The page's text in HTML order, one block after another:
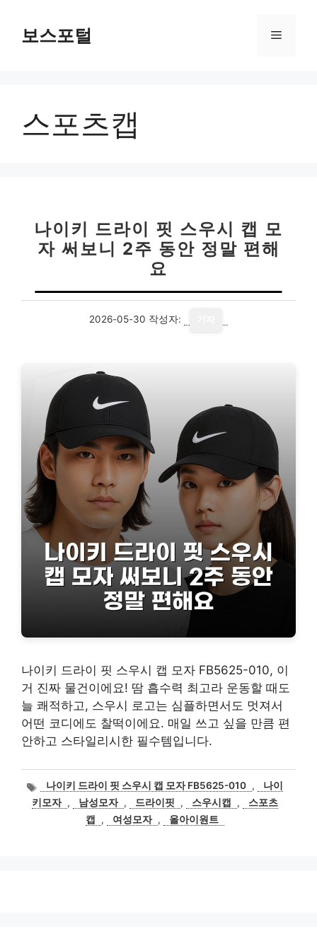
보스포털 메
스포츠캡
나이키 드라이 핏 스우시 캡 모
자 써보니 2주 동안 정말 편해
요
2026-05-30 작성자:
나이키 드라이 핏 스우시 캡 모자 FB5625-010, 이
거 진짜 물건이에요! 땀 흡수력 최고라 운동할 때도
늘 쾌적하고, 스우시 로고는 심플하면서도 멋져서
어떤 코디에도 찰떡이에요. 매일 쓰고 싶을 만큼 편
안하고 스타일리시한 필수템입니다.
태
그
나이키 드라이 핏 스우시 캡 모자 FB5625-010 ,
나이
키모자 , 남성모자 , 드라이핏 , 스우시캡 ,
스포츠
캡
, 여성모자 , 올아이원트